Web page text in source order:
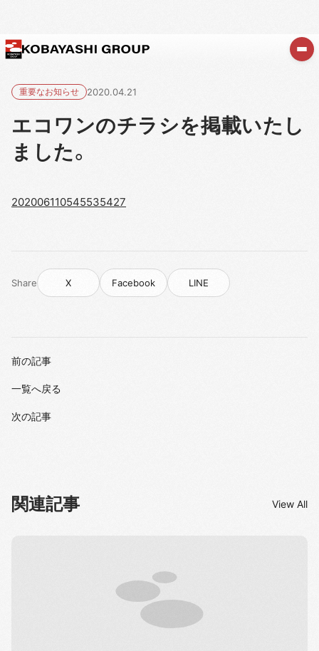
重要なお知らせ 2020.04.21
エコワンのチラシを掲載いたし
ました。
202006110545535427
Share X Facebook LINE
前の記事
一覧へ戻る
次の記事
関連記事 View All